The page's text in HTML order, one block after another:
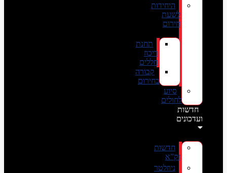
היחידות
לשעת
חירום
תחנת
ריכוז
חללים
קבורה
בחירום
סיוע
לחולים
חדשות
ועדכונים
חדשות
זק”א
ניוזלטר